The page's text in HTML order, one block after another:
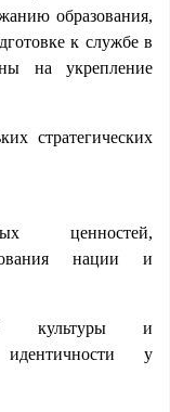
образования,
к службе в
на укрепление
стратегических
ценностей,
нации и
культуры и
у